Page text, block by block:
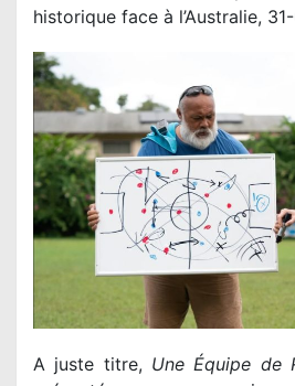
historique face à l’Australie,
A juste titre, Une Équipe de